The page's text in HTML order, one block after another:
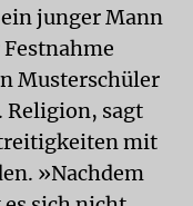
junger Mann
Musterschüler
Religion, sagt
mit
»Nachdem